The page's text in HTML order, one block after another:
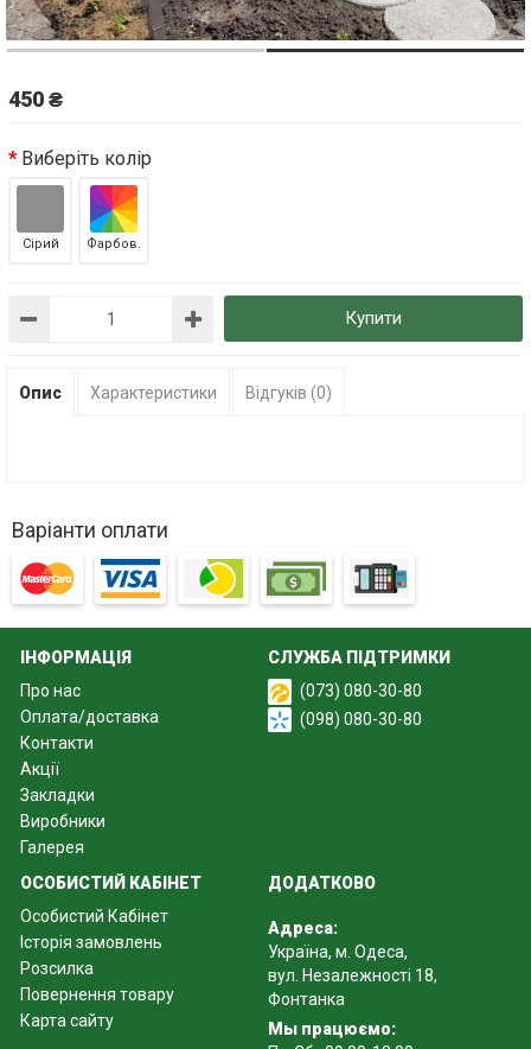
450 ₴
Виберіть колір
Сірий Фарбов.
Купити
Опис Характеристики Відгуків (0)
Варіанти оплати
ІНФОРМАЦІЯ
Про нас
Оплата/доставка
Контакти
Акції
Закладки
Виробники
Галерея
СЛУЖБА ПІДТРИМКИ
(073) 080-30-80
(098) 080-30-80
ОСОБИСТИЙ КАБІНЕТ
Особистий Кабінет
Історія замовлень
Розсилка
Повернення товару
Карта сайту
ДОДАТКОВО
Адреса:
Україна, м. Одеса,
вул. Незалежності 18,
Фонтанка
Мы працюємо: